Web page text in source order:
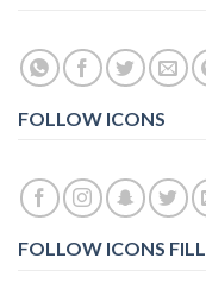
FOLLOW ICONS
FOLLOW ICONS FILL